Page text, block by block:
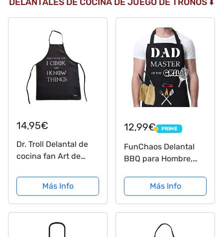
14,95€
Dr. Troll Delantal de
cocina fan Art de
Do I COOK and I Know
Thins, para fans de la
serie
Más Info
12,99€ PRIME
PRIME
FunChaos Delantal
BBQ para Hombre,
Delantal Impermeable
Negro, Delantal de
Chef Ajustable con 2
Personalizado
Más Info